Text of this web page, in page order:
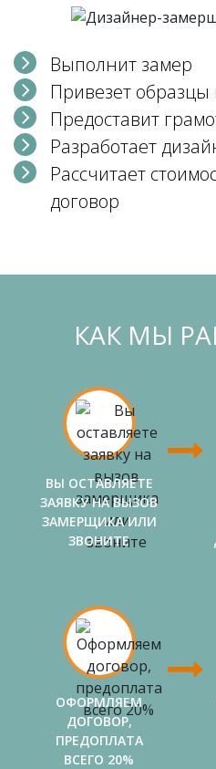
Выполнит замер
Привезет образцы
Предоставит
Разработает
Рассчитает
договор
КАК МЫ
ВЫ ОСТАВЛЯЕТЕ
ЗАЯВКУ НА ВЫЗОВ
ЗАМЕРЩИКА ИЛИ
ЗВОНИТЕ
ОФОРМЛЯЕМ
ДОГОВОР,
ПРЕДОПЛАТА
ВСЕГО 20%